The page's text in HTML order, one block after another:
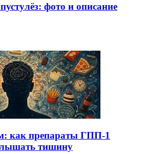
фото и описание
как препараты ГПП-1
тишину